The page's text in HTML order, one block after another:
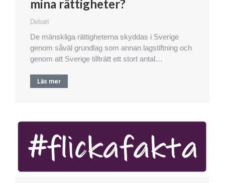
mina rättigheter?
Debatt
De mänskliga rättigheterna skyddas i Sverige
genom såväl grundlag som annan lagstiftning och
genom att Sverige tillträtt ett stort antal…
Läs mer